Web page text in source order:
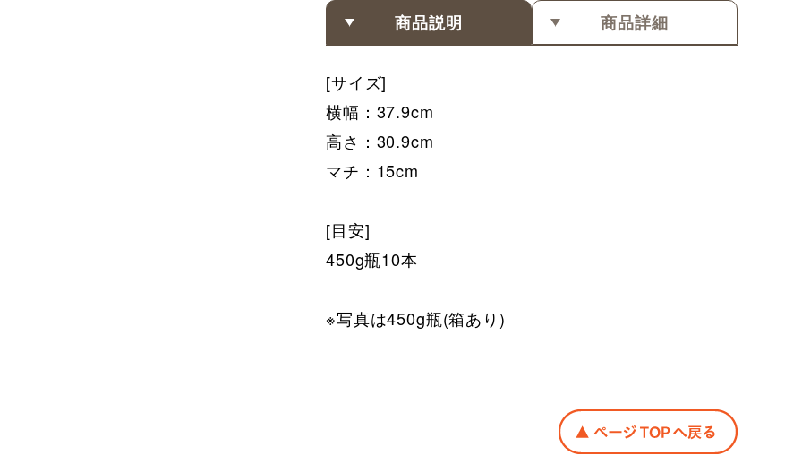
商品説明 商品詳細
[サイズ]
横幅：37.9cm
高さ：30.9cm
マチ：15cm
[目安]
450g瓶10本
※写真は450g瓶(箱あり)